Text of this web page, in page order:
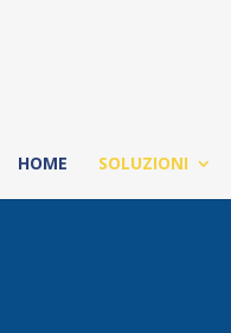
HOME SOLUZIONI